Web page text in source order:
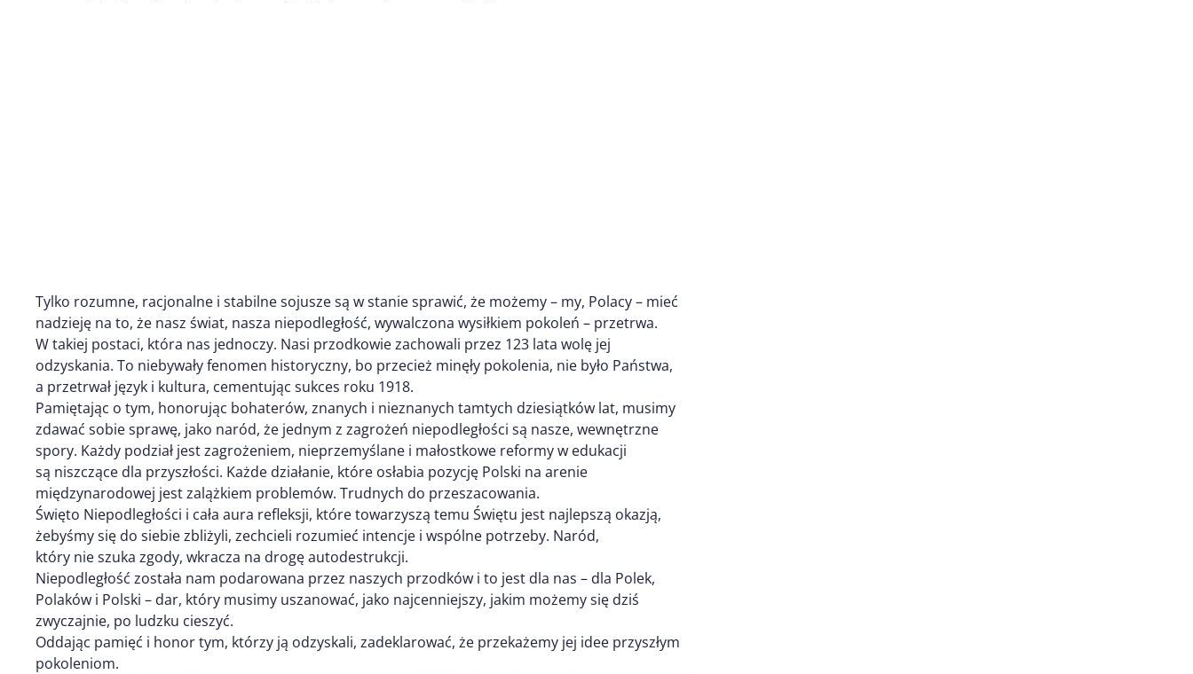
Tylko rozumne, racjonalne i stabilne sojusze są w stanie sprawić, że możemy – my, Polacy – mieć
nadzieję na to, że nasz świat, nasza niepodległość, wywalczona wysiłkiem pokoleń – przetrwa.
W takiej postaci, która nas jednoczy. Nasi przodkowie zachowali przez 123 lata wolę jej
odzyskania. To niebywały fenomen historyczny, bo przecież minęły pokolenia, nie było Państwa,
a przetrwał język i kultura, cementując sukces roku 1918.
Pamiętając o tym, honorując bohaterów, znanych i nieznanych tamtych dziesiątków lat, musimy
zdawać sobie sprawę, jako naród, że jednym z zagrożeń niepodległości są nasze, wewnętrzne
spory. Każdy podział jest zagrożeniem, nieprzemyślane i małostkowe reformy w edukacji
są niszczące dla przyszłości. Każde działanie, które osłabia pozycję Polski na arenie
międzynarodowej jest zalążkiem problemów. Trudnych do przeszacowania.
Święto Niepodległości i cała aura refleksji, które towarzyszą temu Świętu jest najlepszą okazją,
żebyśmy się do siebie zbliżyli, zechcieli rozumieć intencje i wspólne potrzeby. Naród,
który nie szuka zgody, wkracza na drogę autodestrukcji.
Niepodległość została nam podarowana przez naszych przodków i to jest dla nas – dla Polek,
Polaków i Polski – dar, który musimy uszanować, jako najcenniejszy, jakim możemy się dziś
zwyczajnie, po ludzku cieszyć.
Oddając pamięć i honor tym, którzy ją odzyskali, zadeklarować, że przekażemy jej idee przyszłym
pokoleniom.